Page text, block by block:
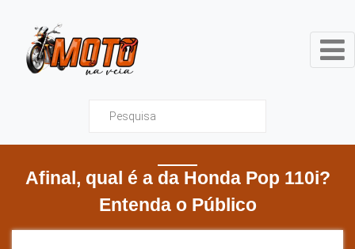
Moto na Veia - Tudo que
Afinal, qual é a da Honda Pop 110i?
Entenda o Público